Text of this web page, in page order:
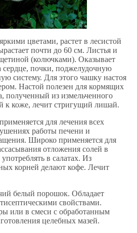
цветами, растет в лесистой
почти до 60 см. Листья и
(колючками). Оказывает
сердце, почки, поджелудочную
систему. Для этого чашку настоя
Настой полезен для кормящих
полученный из измельченного
к коже, лечит стригущий лишай.
для лечения всех
работы печени и
Широко применяется для
отложения солей в
в салатах. Из
корней делают кофе. Лечит
белый порошок. Обладает
свойствами.
или в смеси с обработанным
целебных мазей.